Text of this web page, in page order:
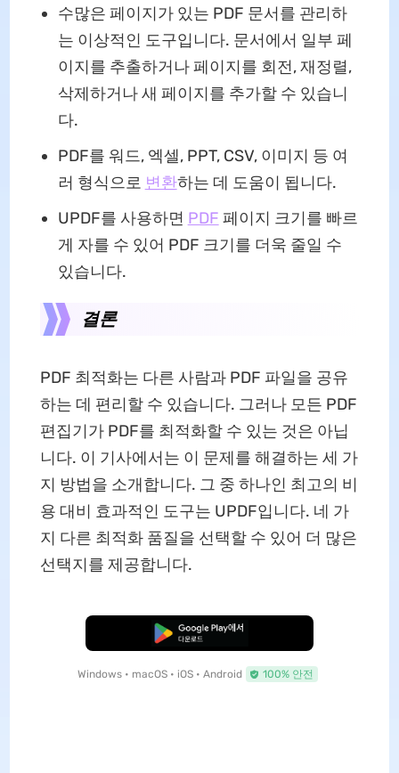
수많은 페이지가 있는 PDF 문서를 관리하
는 이상적인 도구입니다. 문서에서 일부 페
이지를 추출하거나 페이지를 회전, 재정렬,
삭제하거나 새 페이지를 추가할 수 있습니
다.
PDF를 워드, 엑셀, PPT, CSV, 이미지 등 여
러 형식으로 변환하는 데 도움이 됩니다.
UPDF를 사용하면 PDF 페이지 크기를 빠르
게 자를 수 있어 PDF 크기를 더욱 줄일 수
있습니다.
결론
PDF 최적화는 다른 사람과 PDF 파일을 공유
하는 데 편리할 수 있습니다. 그러나 모든 PDF
편집기가 PDF를 최적화할 수 있는 것은 아닙
니다. 이 기사에서는 이 문제를 해결하는 세 가
지 방법을 소개합니다. 그 중 하나인 최고의 비
용 대비 효과적인 도구는 UPDF입니다. 네 가
지 다른 최적화 품질을 선택할 수 있어 더 많은
선택지를 제공합니다.
무료로 다운로드
Windows • macOS • iOS • Android 100% 안전